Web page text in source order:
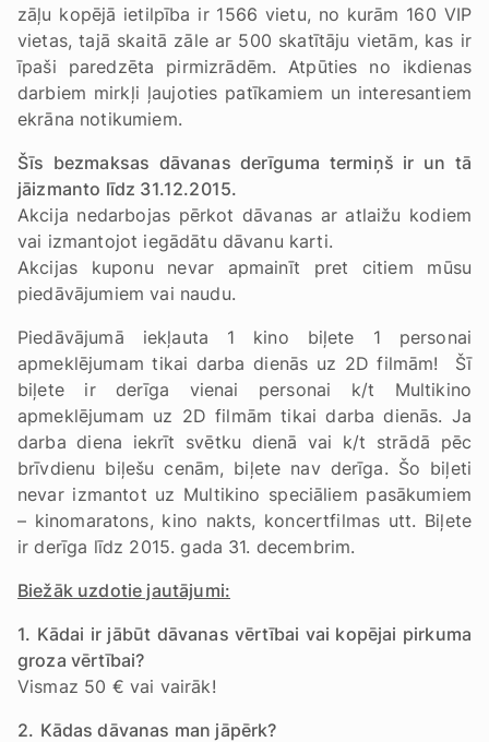
zāļu kopējā ietilpība ir 1566 vietu, no kurām 160 VIP
vietas, tajā skaitā zāle ar 500 skatītāju vietām, kas ir
īpaši paredzēta pirmizrādēm. Atpūties no ikdienas
darbiem mirkļi ļaujoties patīkamiem un interesantiem
ekrāna notikumiem.
Šīs bezmaksas dāvanas derīguma termiņš ir un tā
jāizmanto līdz 31.12.2015.
Akcija nedarbojas pērkot dāvanas ar atlaižu kodiem
vai izmantojot iegādātu dāvanu karti.
Akcijas kuponu nevar apmainīt pret citiem mūsu
piedāvājumiem vai naudu.
Piedāvājumā iekļauta 1 kino biļete 1 personai
apmeklējumam tikai darba dienās uz 2D filmām! Šī
biļete ir derīga vienai personai k/t Multikino
apmeklējumam uz 2D filmām tikai darba dienās. Ja
darba diena iekrīt svētku dienā vai k/t strādā pēc
brīvdienu biļešu cenām, biļete nav derīga. Šo biļeti
nevar izmantot uz Multikino speciāliem pasākumiem
– kinomaratons, kino nakts, koncertfilmas utt. Biļete
ir derīga līdz 2015. gada 31. decembrim.
Biežāk uzdotie jautājumi:
1. Kādai ir jābūt dāvanas vērtībai vai kopējai pirkuma
groza vērtībai?
Vismaz 50 € vai vairāk!
2. Kādas dāvanas man jāpērk?